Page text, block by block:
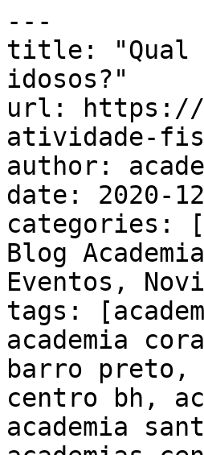
---
title: "Qual
idosos?"
url: https://
atividade-
author:
date: 2020-
categories:
Blog
Eventos,
tags:
academia
barro preto,
centro bh,
academia